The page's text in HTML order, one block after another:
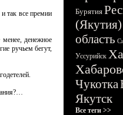
так все премии
денежное
ручьем бегут,
Бурятия
(Якутия)
область
Уссурийск
Чукотка
Якутск
Все теги >>